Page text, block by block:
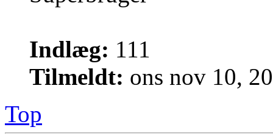
Indlæg: 111
Tilmeldt: ons nov 10,
Top